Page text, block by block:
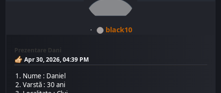
black10
Prezentare Dani
Apr 30, 2026, 04:39 PM
1. Nume : Daniel
2. Varstă : 30 ani